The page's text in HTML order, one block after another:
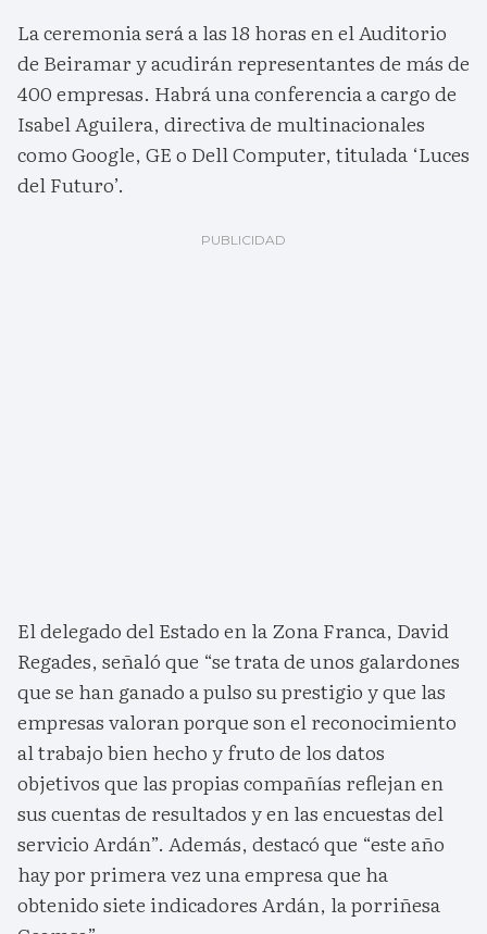
La ceremonia será a las 18 horas en el Auditorio
de Beiramar y acudirán representantes de más de
400 empresas. Habrá una conferencia a cargo de
Isabel Aguilera, directiva de multinacionales
como Google, GE o Dell Computer, titulada ‘Luces
del Futuro’.
El delegado del Estado en la Zona Franca, David
Regades, señaló que “se trata de unos galardones
que se han ganado a pulso su prestigio y que las
empresas valoran porque son el reconocimiento
al trabajo bien hecho y fruto de los datos
objetivos que las propias compañías reflejan en
sus cuentas de resultados y en las encuestas del
servicio Ardán”. Además, destacó que “este año
hay por primera vez una empresa que ha
obtenido siete indicadores Ardán, la porriñesa